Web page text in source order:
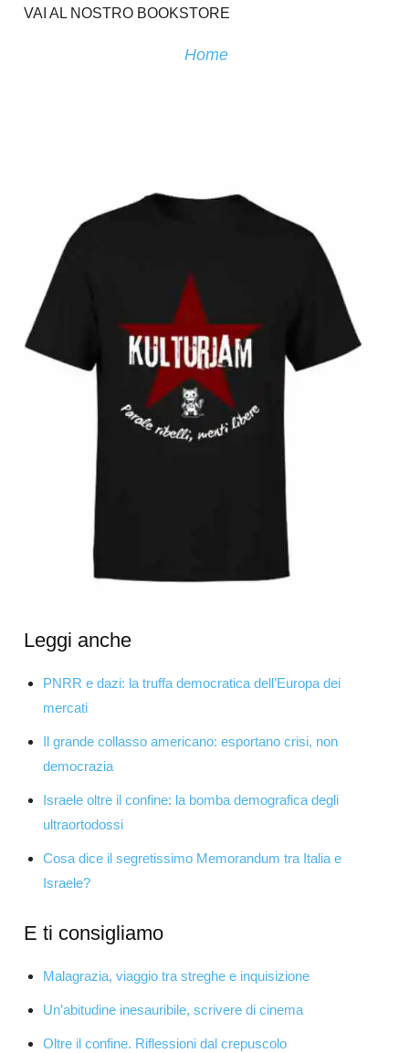
VAI AL NOSTRO BOOKSTORE
Home
Leggi anche
PNRR e dazi: la truffa democratica dell’Europa dei
mercati
Il grande collasso americano: esportano crisi, non
democrazia
Israele oltre il confine: la bomba demografica degli
ultraortodossi
Cosa dice il segretissimo Memorandum tra Italia e
Israele?
E ti consigliamo
Malagrazia, viaggio tra streghe e inquisizione
Un’abitudine inesauribile, scrivere di cinema
Oltre il confine. Riflessioni dal crepuscolo